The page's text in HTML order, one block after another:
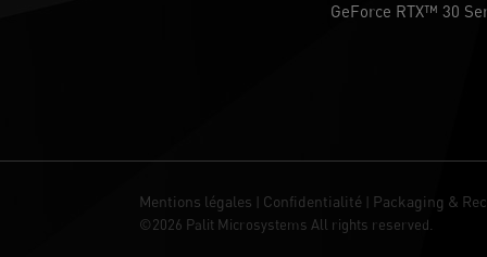
GeForce RTX™ 30
Mentions légales | Confidentialité | Packaging &
©2026 Palit Microsystems All rights reserved.